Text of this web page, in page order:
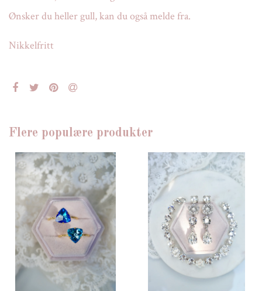
Ønsker du heller gull, kan du også melde fra.
Nikkelfritt
Flere populære produkter